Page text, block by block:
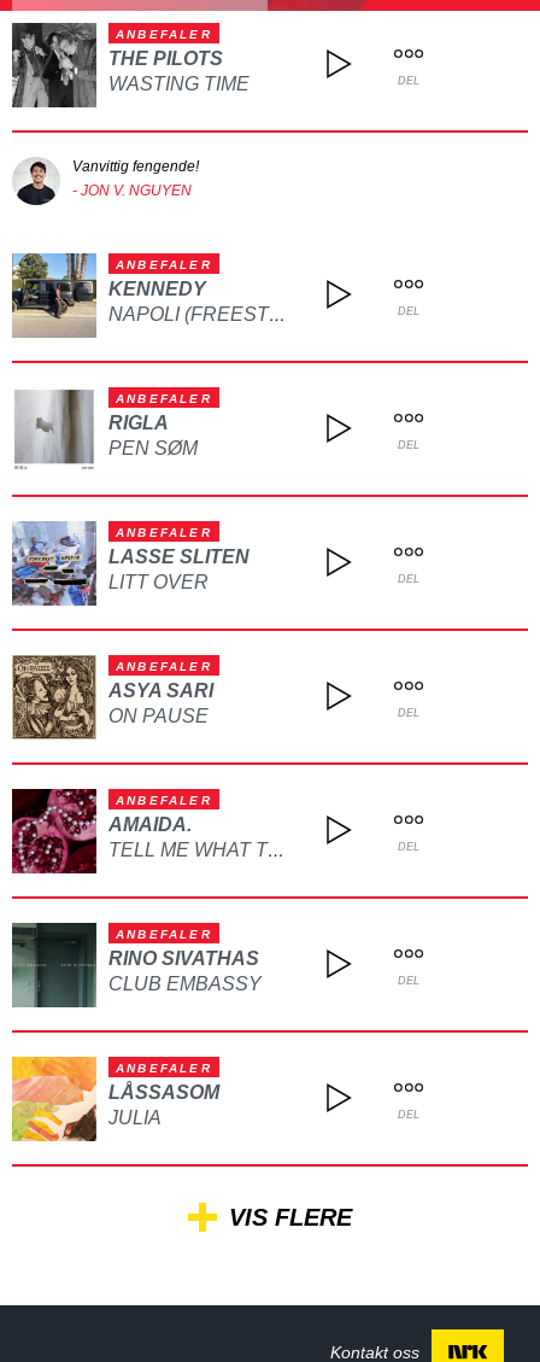
ANBEFALER
THE PILOTS
WASTING TIME
DEL
Vanvittig fengende!
- JON V. NGUYEN
ANBEFALER
KENNEDY
NAPOLI (FREESTYLE) DEL
ANBEFALER
RIGLA
PEN SØM
DEL
ANBEFALER
LASSE SLITEN
LITT OVER
DEL
ANBEFALER
ASYA SARI
ON PAUSE
DEL
ANBEFALER
AMAIDA.
TELL ME WHAT TO DO DEL
ANBEFALER
RINO SIVATHAS
CLUB EMBASSY
DEL
ANBEFALER
LÅSSASOM
JULIA
DEL
VIS FLERE
Kontakt oss